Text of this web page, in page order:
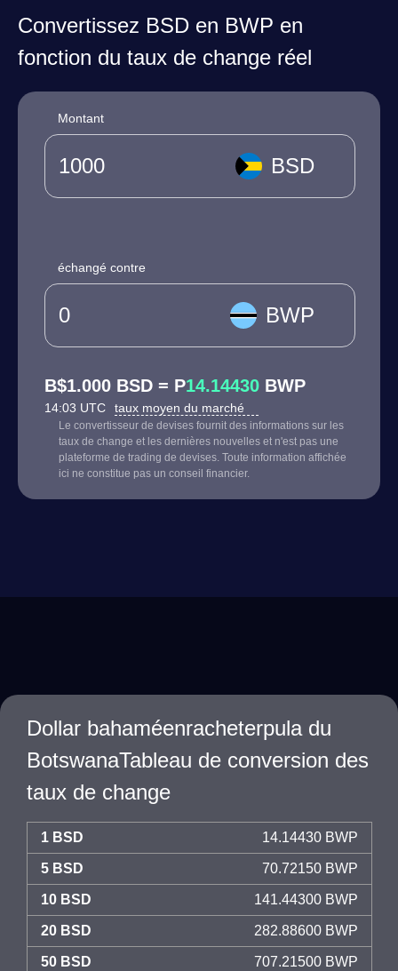
Convertissez BSD en BWP en
fonction du taux de change réel
Montant
BSD
échangé contre
BWP
B$1.000 BSD = P14.14430 BWP
14:03 UTC taux moyen du marché
Le convertisseur de devises fournit des informations sur les
taux de change et les dernières nouvelles et n'est pas une
plateforme de trading de devises. Toute information affichée
ici ne constitue pas un conseil financier.
Dollar bahaméenracheterpula du
BotswanaTableau de conversion des
taux de change
1 BSD 14.14430 BWP
5 BSD 70.72150 BWP
10 BSD 141.44300 BWP
20 BSD 282.88600 BWP
50 BSD 707.21500 BWP